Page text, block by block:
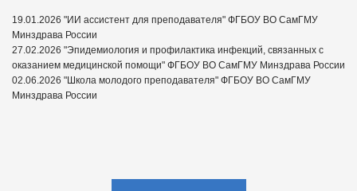
19.01.2026 "ИИ ассистент для преподавателя" ФГБОУ ВО СамГМУ
Минздрава России
27.02.2026 "Эпидемиология и профилактика инфекций, связанных с
оказанием медицинской помощи" ФГБОУ ВО СамГМУ Минздрава России
02.06.2026 "Школа молодого преподавателя" ФГБОУ ВО СамГМУ
Минздрава России